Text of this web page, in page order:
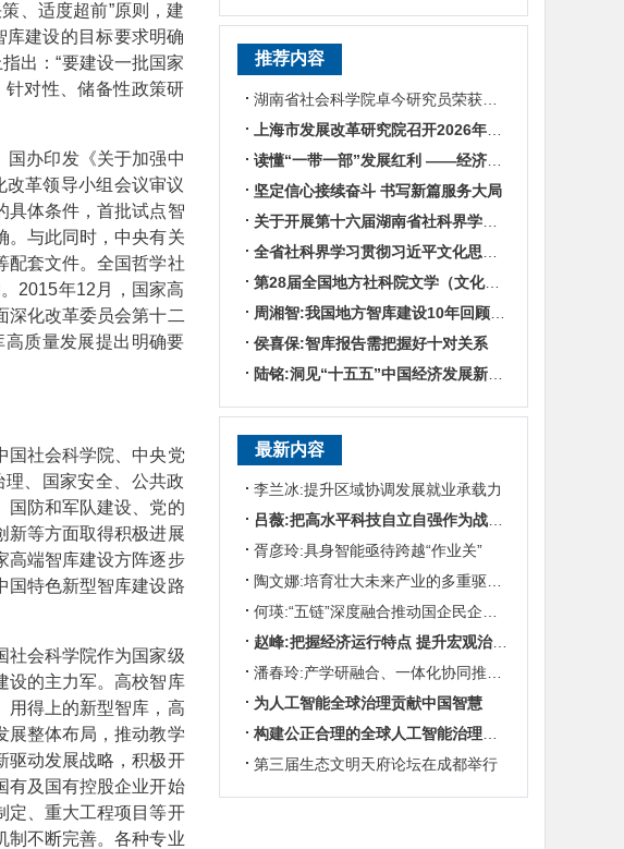
、适度超前”原则，建
建设的目标要求明确
出：“要建设一批国家
对性、储备性政策研
国办印发《关于加强中
革领导小组会议审议
具体条件，首批试点智
。与此同时，中央有关
配套文件。全国哲学社
2015年12月，国家高
深化改革委员会第十二
质量发展提出明确要
社会科学院、中央党
、国家安全、公共政
国防和军队建设、党的
新等方面取得积极进展
高端智库建设方阵逐步
国特色新型智库建设路
社会科学院作为国家级
设的主力军。高校智库
用得上的新型智库，高
展整体布局，推动教学
驱动发展战略，积极开
有及国有控股企业开始
定、重大工程项目等开
制不断完善。各种专业
推荐内容
湖南省社会科学院卓今研究员荣获第九届鲁迅文学奖
上海市发展改革研究院召开2026年半年度工作会议
读懂“一带一部”发展红利 ——经济学专家谈湖南区位优势
坚定信心接续奋斗 书写新篇服务大局
关于开展第十六届湖南省社科界学术年会征文活动的通知
第28届全国地方社科院文学（文化）所所长联席会暨“数智时代地方文化IP建设”学术研讨
周湘智:我国地方智库建设10年回顾与展望
侯喜保:智库报告需把握好十对关系
陆铭:洞见“十五五”中国经济发展新趋势——对话上海交通大学中国发展研究院执行院长陆铭
最新内容
李兰冰:提升区域协调发展就业承载力
吕薇:把高水平科技自立自强作为战略支撑
胥彦玲:具身智能亟待跨越“作业关”
陶文娜:培育壮大未来产业的多重驱动机制
何瑛:“五链”深度融合推动国企民企协同发展
赵峰:把握经济运行特点 提升宏观治理效能
潘春玲:产学研融合、一体化协同推动农业科技创新
为人工智能全球治理贡献中国智慧
构建公正合理的全球人工智能治理体系
第三届生态文明天府论坛在成都举行